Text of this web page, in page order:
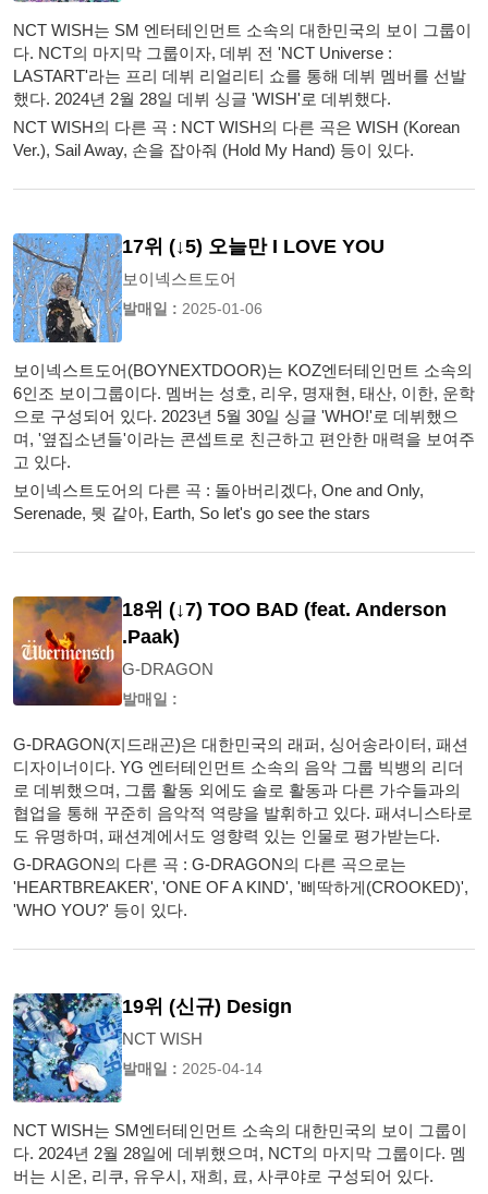
NCT WISH는 SM 엔터테인먼트 소속의 대한민국의 보이 그룹이
다. NCT의 마지막 그룹이자, 데뷔 전 'NCT Universe :
LASTART'라는 프리 데뷔 리얼리티 쇼를 통해 데뷔 멤버를 선발
했다. 2024년 2월 28일 데뷔 싱글 'WISH'로 데뷔했다.
NCT WISH의 다른 곡 : NCT WISH의 다른 곡은 WISH (Korean
Ver.), Sail Away, 손을 잡아줘 (Hold My Hand) 등이 있다.
17위 (↓5) 오늘만 I LOVE YOU
보이넥스트도어
발매일 : 2025-01-06
보이넥스트도어(BOYNEXTDOOR)는 KOZ엔터테인먼트 소속의
6인조 보이그룹이다. 멤버는 성호, 리우, 명재현, 태산, 이한, 운학
으로 구성되어 있다. 2023년 5월 30일 싱글 'WHO!'로 데뷔했으
며, '옆집소년들'이라는 콘셉트로 친근하고 편안한 매력을 보여주
고 있다.
보이넥스트도어의 다른 곡 : 돌아버리겠다, One and Only,
Serenade, 뭣 같아, Earth, So let's go see the stars
18위 (↓7) TOO BAD (feat. Anderson
.Paak)
G-DRAGON
발매일 :
G-DRAGON(지드래곤)은 대한민국의 래퍼, 싱어송라이터, 패션
디자이너이다. YG 엔터테인먼트 소속의 음악 그룹 빅뱅의 리더
로 데뷔했으며, 그룹 활동 외에도 솔로 활동과 다른 가수들과의
협업을 통해 꾸준히 음악적 역량을 발휘하고 있다. 패셔니스타로
도 유명하며, 패션계에서도 영향력 있는 인물로 평가받는다.
G-DRAGON의 다른 곡 : G-DRAGON의 다른 곡으로는
'HEARTBREAKER', 'ONE OF A KIND', '삐딱하게(CROOKED)',
'WHO YOU?' 등이 있다.
19위 (신규) Design
NCT WISH
발매일 : 2025-04-14
NCT WISH는 SM엔터테인먼트 소속의 대한민국의 보이 그룹이
다. 2024년 2월 28일에 데뷔했으며, NCT의 마지막 그룹이다. 멤
버는 시온, 리쿠, 유우시, 재희, 료, 사쿠야로 구성되어 있다.